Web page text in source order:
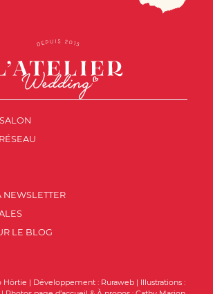
NEWSLETTER
LE BLOG
Hörtie | Développement : Ruraweb | Illustrations :